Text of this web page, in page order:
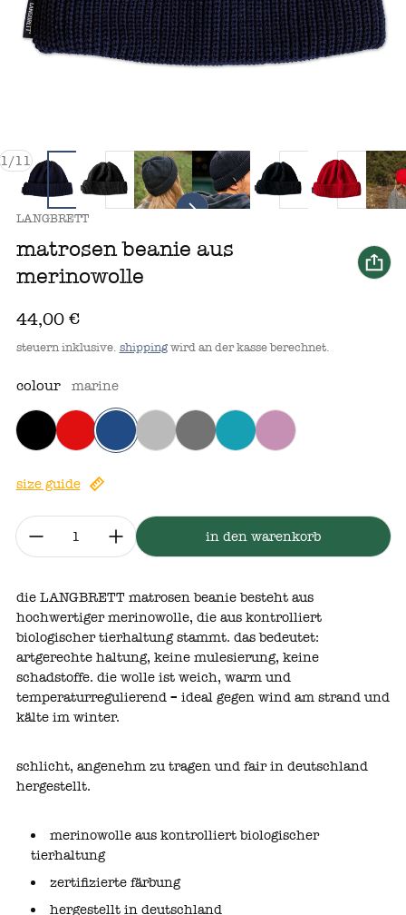
1/
von11
anbieter:
LANGBRETT
matrosen beanie aus
merinowolle
regulärer preis
44,00 €
steuern inklusive. shippingwird an der kasse berechnet.
colour marine
size guide
menge:
in den warenkorb
die LANGBRETT matrosen beanie besteht aus
hochwertiger merinowolle, die aus kontrolliert
biologischer tierhaltungstammt. dasbedeutet:
artgerechte haltung, keine mulesierung, keine
schadstoffe. die wolle ist weich, warm und
temperaturregulierend – ideal gegen wind am strand und
kälte im winter.
schlicht, angenehm zu tragen und fair in deutschland
hergestellt.
merinowolle aus kontrolliert biologischer
tierhaltung
zertifizierte färbung
hergestellt in deutschland